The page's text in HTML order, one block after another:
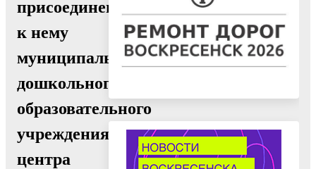
присоединения
к нему
муниципального
дошкольного
образовательного
учреждения
центра